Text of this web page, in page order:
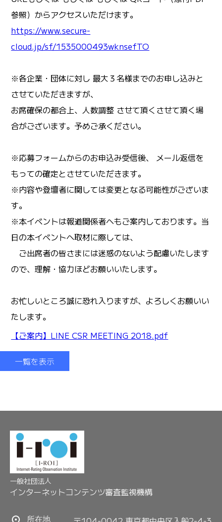
参照）からアクセスいただけます。
https://www.secure-
cloud.jp/sf/1535000493wknsefTO
※各企業・団体に対し 最大３名様までのお申し込みと
させていただきますが、
お席確保の都合上、人数調整 させて頂くさせて頂く場
合がございます。予めご承ください。
※応募フォームからのお申込み受信後、 メール返信を
もっての確定とさせていただきます。
※内容や登壇者に関しては変更となる可能性がございま
す。
※本イベントは報道関係者へもご案内しております。当
日の本イベントへ取材に際しては、
ご出席者の皆さまには迷惑のないよう配慮いたします
ので、理解・協力ほどお願いいたします。
お忙しいところ誠に恐れ入りますが、よろしくお願いい
たします。
【ご案内】LINE CSR MEETING 2018.pdf
一覧を表示
一般社団法人
インターネットコンテンツ審査監視機構
所在地